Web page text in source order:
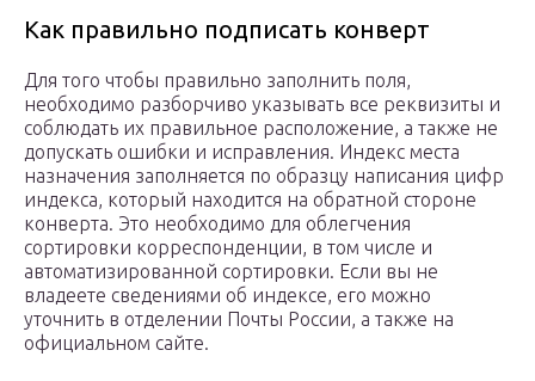
Как правильно подписать конверт
Для того чтобы правильно заполнить поля,
необходимо разборчиво указывать все реквизиты и
соблюдать их правильное расположение, а также не
допускать ошибки и исправления. Индекс места
назначения заполняется по образцу написания цифр
индекса, который находится на обратной стороне
конверта. Это необходимо для облегчения
сортировки корреспонденции, в том числе и
автоматизированной сортировки. Если вы не
владеете сведениями об индексе, его можно
уточнить в отделении Почты России, а также на
официальном сайте.